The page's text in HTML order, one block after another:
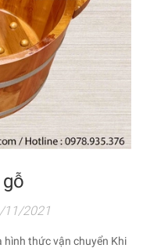
11/2021
hình thức vận chuyển Khi